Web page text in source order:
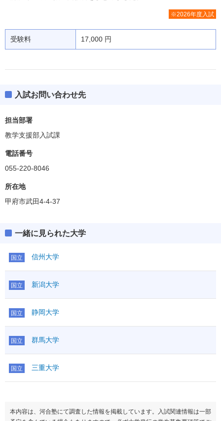
※2026年度入試
受験料 17,000 円
入試お問い合わせ先
担当部署
教学支援部入試課
電話番号
055-220-8046
所在地
甲府市武田4-4-37
一緒に見られた大学
国立 信州大学
国立 新潟大学
国立 静岡大学
国立 群馬大学
国立 三重大学
本内容は、河合塾にて調査した情報を掲載しています。入試関連情報は一部